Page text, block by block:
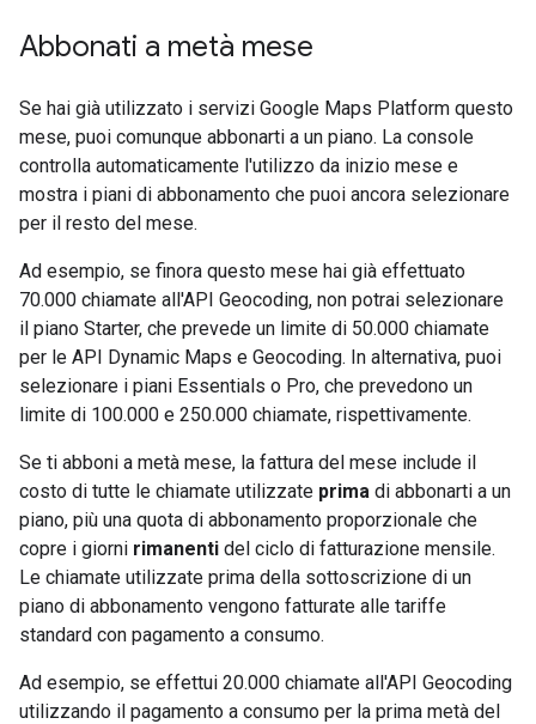
Abbonati a metà mese
Se hai già utilizzato i servizi Google Maps Platform questo
mese, puoi comunque abbonarti a un piano. La console
controlla automaticamente l'utilizzo da inizio mese e
mostra i piani di abbonamento che puoi ancora selezionare
per il resto del mese.
Ad esempio, se finora questo mese hai già effettuato
70.000 chiamate all'API Geocoding, non potrai selezionare
il piano Starter, che prevede un limite di 50.000 chiamate
per le API Dynamic Maps e Geocoding. In alternativa, puoi
selezionare i piani Essentials o Pro, che prevedono un
limite di 100.000 e 250.000 chiamate, rispettivamente.
Se ti abboni a metà mese, la fattura del mese include il
costo di tutte le chiamate utilizzate prima di abbonarti a un
piano, più una quota di abbonamento proporzionale che
copre i giorni rimanenti del ciclo di fatturazione mensile.
Le chiamate utilizzate prima della sottoscrizione di un
piano di abbonamento vengono fatturate alle tariffe
standard con pagamento a consumo.
Ad esempio, se effettui 20.000 chiamate all'API Geocoding
utilizzando il pagamento a consumo per la prima metà del